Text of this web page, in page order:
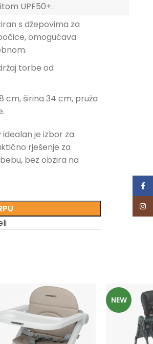
UPF50+.
s džepovima za
omogućava
torbe od
cm, širina 34 cm, pruža
je izbor za
rješenje za
bez obzira na
NEW